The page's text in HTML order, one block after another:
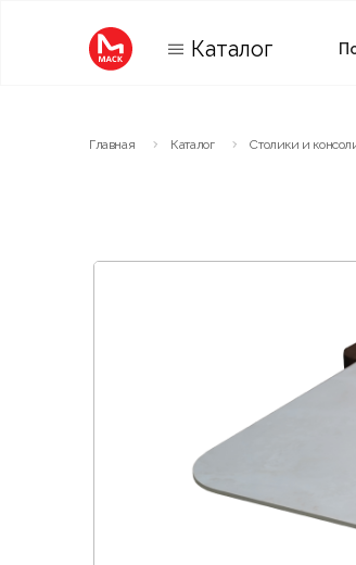
Каталог
Главная Каталог Столики и